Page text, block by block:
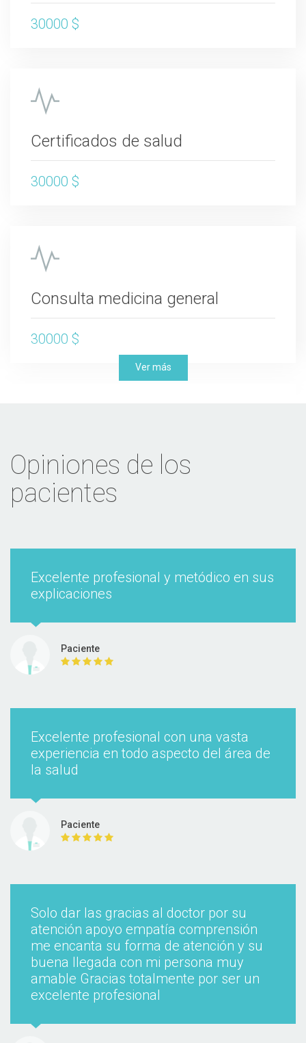
30000 $
Certificados de salud
30000 $
Consulta medicina general
30000 $
Chequeo preventivo Medicina
General
Salud integral del adulto
Desde 30000 $
General
Desde 30000 $
Ver más
Opiniones de los
pacientes
Excelente profesional y metódico en sus
explicaciones
Paciente
Excelente profesional con una vasta
experiencia en todo aspecto del área de
la salud
Paciente
Solo dar las gracias al doctor por su
atención apoyo empatía comprensión
me encanta su forma de atención y su
buena llegada con mi persona muy
amable Gracias totalmente por ser un
excelente profesional